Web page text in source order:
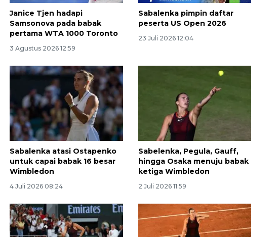
Janice Tjen hadapi
Samsonova pada babak
pertama WTA 1000 Toronto
3 Agustus 2026 12:59
Sabalenka pimpin daftar
peserta US Open 2026
23 Juli 2026 12:04
Sabalenka atasi Ostapenko
untuk capai babak 16 besar
Wimbledon
4 Juli 2026 08:24
Sabelenka, Pegula, Gauff,
hingga Osaka menuju babak
ketiga Wimbledon
2 Juli 2026 11:59